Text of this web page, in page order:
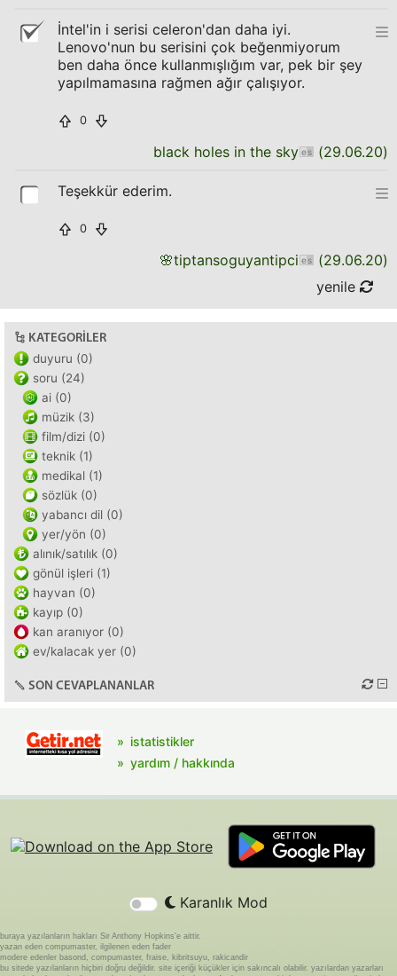
İntel'in i serisi celeron'dan daha iyi.
Lenovo'nun bu serisini çok beğenmiyorum
ben daha önce kullanmışlığım var, pek bir şey
yapılmamasına rağmen ağır çalışıyor.
0
black holes in the sky (29.06.20)
Teşekkür ederim.
0
🌸tiptansoguyantipci (29.06.20)
yenile
KATEGORILER
duyuru (0)
soru (24)
ai (0)
müzik (3)
film/dizi (0)
teknik (1)
medikal (1)
sözlük (0)
yabancı dil (0)
yer/yön (0)
alınık/satılık (0)
gönül işleri (1)
hayvan (0)
kayıp (0)
kan aranıyor (0)
ev/kalacak yer (0)
SON CEVAPLANANLAR
istatistikler
yardım / hakkında
Karanlık Mod
buraya yazılanların hakları Sir Anthony Hopkins'e aittir.
yazan eden compumaster, ilgilenen eden fader
modere edenler basond, compumaster, fraise, kibritsuyu, rakicandir
bu sitede yazılanların hiçbiri doğru değildir. site içeriği küçükler için sakıncalı olabilir. yazılardan yazarları